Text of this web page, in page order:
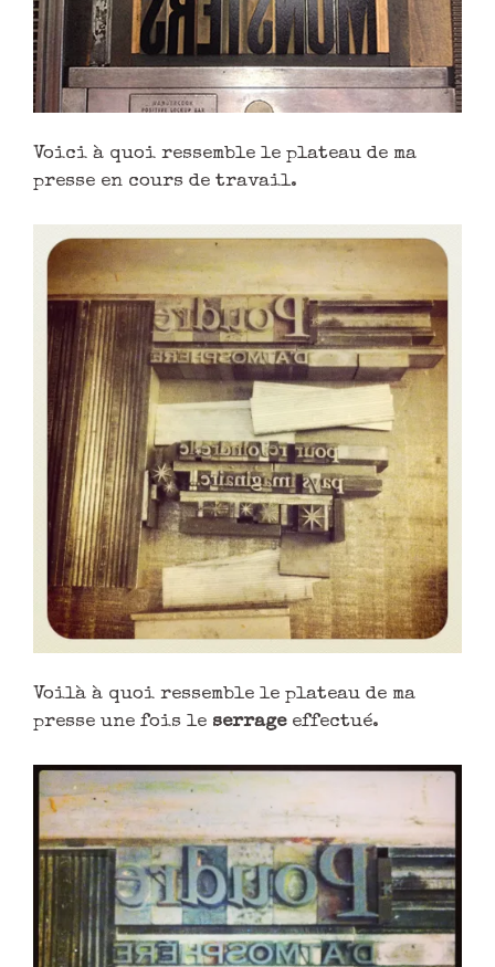
Voici à quoi ressemble le plateau de ma
presse en cours de travail.
Voilà à quoi ressemble le plateau de ma
presse une fois le serrageeffectué.